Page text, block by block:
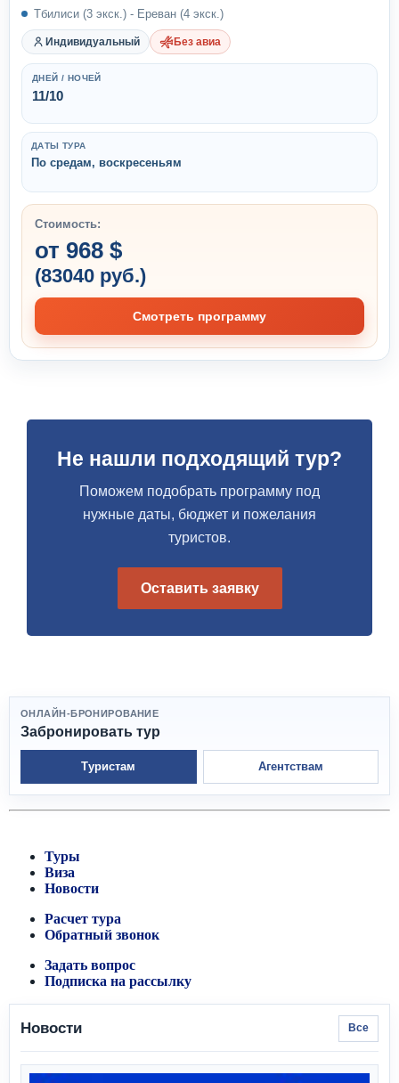
Тбилиси (3 экск.) - Ереван (4 экск.)
Индивидуальный Без авиа
ДНЕЙ / НОЧЕЙ
11/10
ДАТЫ ТУРА
По средам, воскресеньям
Стоимость:
от 968 $
(83040 руб.)
Смотреть программу
Не нашли подходящий тур?
Поможем подобрать программу под
нужные даты, бюджет и пожелания
туристов.
Оставить заявку
ОНЛАЙН-БРОНИРОВАНИЕ
Забронировать тур
Туристам Агентствам
Туры
Виза
Новости
Расчет тура
Обратный звонок
Задать вопрос
Подписка на рассылку
Новости Все